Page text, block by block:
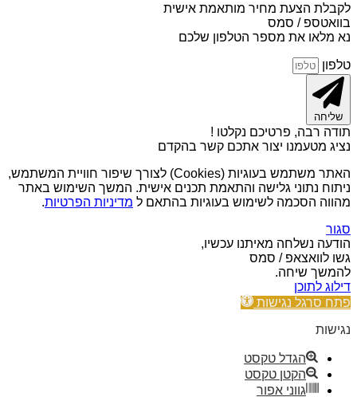
לקבלת הצעת מחיר מותאמת אישית
בוואטספ / סמס
נא מלאו את מספר הטלפון שלכם
טלפון
שליחה
תודה רבה, פרטיכם נקלטו !
נציג מטעמנו יצור אתכם קשר בהקדם
האתר משתמש בעוגיות (Cookies) לצורך שיפור חוויית המשתמש,
ניתוח נתוני גלישה והתאמת תכנים אישית. המשך השימוש באתר
מהווה הסכמה לשימוש בעוגיות בהתאם ל מדיניות הפרטיות.
סגור
הודעה נשלחה מאיתנו עכשיו,
גשו לוואצאפ / סמס
להמשך שיחה.
דילוג לתוכן
פתח סרגל נגישות
נגישות
הגדל טקסט
הקטן טקסט
גווני אפור